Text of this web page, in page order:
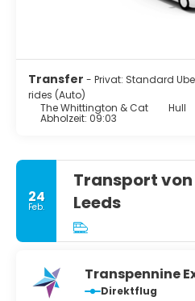
Transfer - Privat: Standard
rides (Auto)
The Whittington & Cat
Hull
Abholzeit: 09:03
24
Feb.
Transport
Leeds
Transpennine
Direktflug